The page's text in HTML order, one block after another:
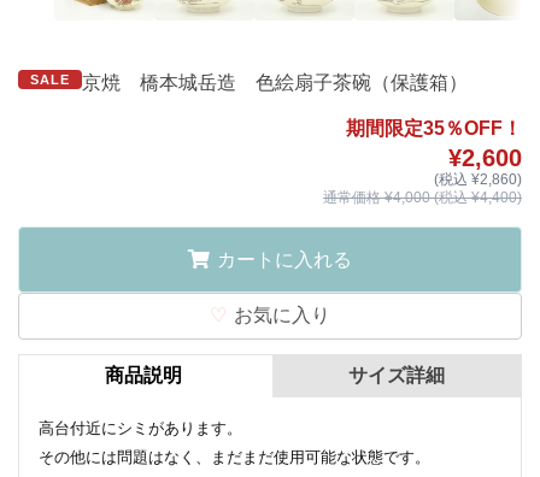
SALE 京焼 橋本城岳造 色絵扇子茶碗（保護箱）
期間限定35％OFF！
¥2,600
(税込 ¥2,860)
通常価格 ¥4,000 (税込 ¥4,400)
カートに入れる
お気に入り
商品説明
高台付近にシミがあります。
その他には問題はなく、まだまだ使用可能な状態です。
サイズ詳細